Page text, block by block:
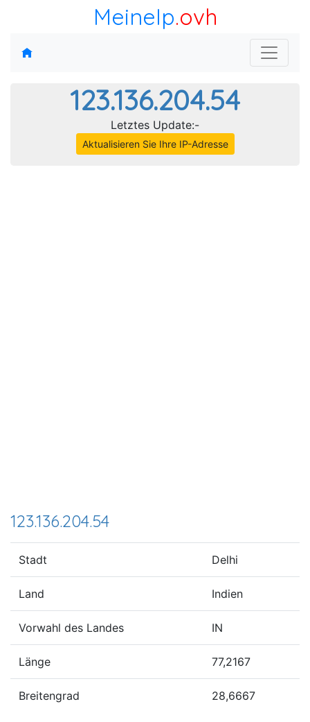
MeineIp.ovh
123.136.204.54
Letztes Update:-
Aktualisieren Sie Ihre IP-Adresse
123.136.204.54
Stadt Delhi
Land Indien
Vorwahl des Landes IN
Länge 77,2167
Breitengrad 28,6667